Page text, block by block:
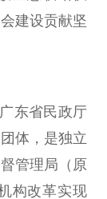
建设贡献坚
东省民政厅
体，是独立
管理局（原
构改革实现